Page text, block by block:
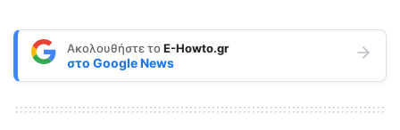
Ακολουθήστε τοE-Howto.gr
στο Google News